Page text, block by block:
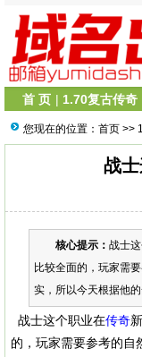
首 页 | 1.70复古传奇
您现在的位置： 首页 >>
战
核心提示： 战士
比较全面的，玩家需
实，所以今天根据他
战士这个职业在传奇
的，玩家需要参考的自